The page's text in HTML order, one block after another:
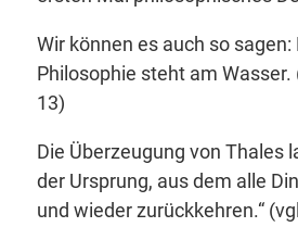
Wir können es auch so sagen:
Philosophie steht am Wasser.
13)
Die Überzeugung von Thales
der Ursprung, aus dem alle
und wieder zurückkehren.“